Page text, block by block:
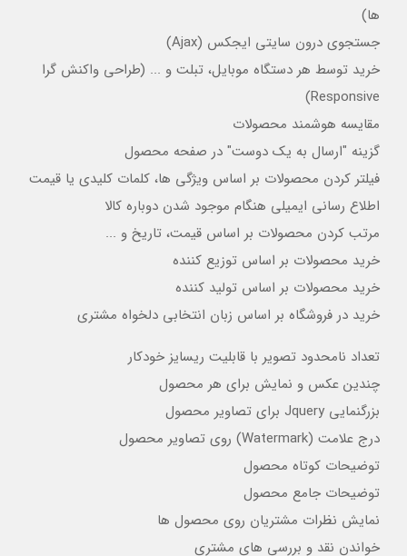
ها)
جستجوی درون سایتی ایجکس (Ajax)
خرید توسط هر دستگاه موبایل، تبلت و ... (طراحی واکنش گرا
Responsive)
مقایسه هوشمند محصولات
گزینه "ارسال به یک دوست" در صفحه محصول
فیلتر کردن محصولات بر اساس ویژگی ها، کلمات کلیدی یا قیمت
اطلاع رسانی ایمیلی هنگام موجود شدن دوباره کالا
مرتب کردن محصولات بر اساس قیمت، تاریخ و ...
خرید محصولات بر اساس توزیع کننده
خرید محصولات بر اساس تولید کننده
خرید در فروشگاه بر اساس زبان انتخابی دلخواه مشتری
تعداد نامحدود تصویر با قابلیت ریسایز خودکار
چندین عکس و نمایش برای هر محصول
بزرگنمایی Jquery برای تصاویر محصول
درج علامت (Watermark) روی تصاویر محصول
توضیحات کوتاه محصول
توضیحات جامع محصول
نمایش نظرات مشتریان روی محصول ها
خواندن نقد و بررسی های مشتری